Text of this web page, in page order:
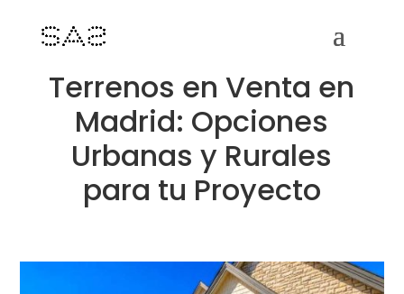
Terrenos en Venta en
Madrid: Opciones
Urbanas y Rurales
para tu Proyecto